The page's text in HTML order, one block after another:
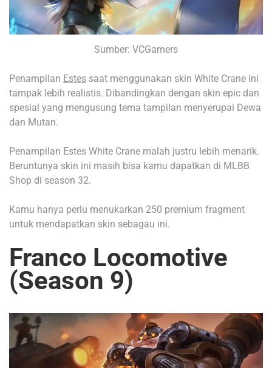
Sumber: VCGamers
Penampilan Estes saat menggunakan skin White Crane ini
tampak lebih realistis. Dibandingkan dengan skin epic dan
spesial yang mengusung tema tampilan menyerupai Dewa
dan Mutan.
Penampilan Estes White Crane malah justru lebih menarik.
Beruntunya skin ini masih bisa kamu dapatkan di MLBB
Shop di season 32.
Kamu hanya perlu menukarkan 250 premium fragment
untuk mendapatkan skin sebagau ini.
Franco Locomotive
(Season 9)